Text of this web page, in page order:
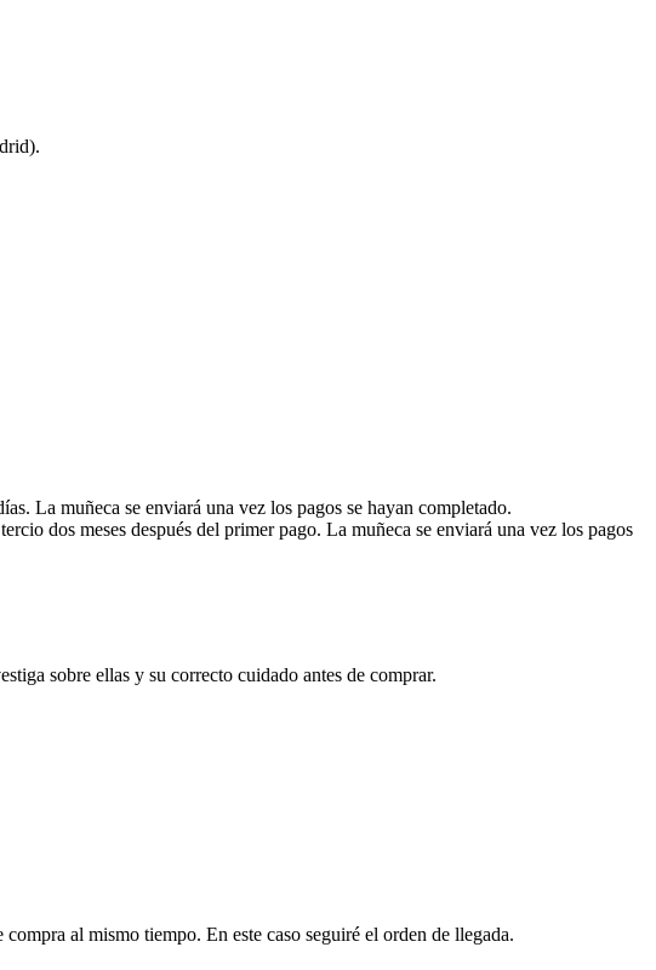
La muñeca se enviará una vez los pagos se hayan completado.
dos meses después del primer pago. La muñeca se enviará una vez los pagos
sobre ellas y su correcto cuidado antes de comprar.
al mismo tiempo. En este caso seguiré el orden de llegada.